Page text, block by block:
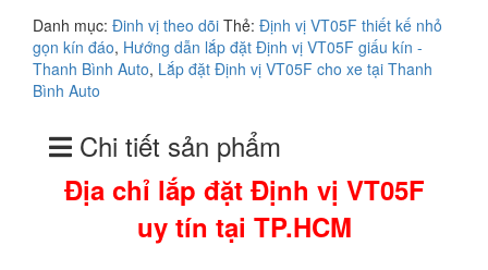
đặt
Định
vị
VT05F
tín
tại
TP.HCM
Danh mục: Đinh vị theo dõi Thẻ: Định vị VT05F thiết kế nhỏ
gọn kín đáo, Hướng dẫn lắp đặt Định vị VT05F giấu kín -
Thanh Bình Auto, Lắp đặt Định vị VT05F cho xe tại Thanh
Bình Auto
Chi tiết sản phẩm
Địa chỉ lắp đặt Định vị VT05F
uy tín tại TP.HCM